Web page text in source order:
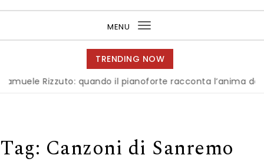
MENU
Toggle
navigation
TRENDING NOW
Rizzuto: quando il pianoforte racconta l’anima
Tag: Canzoni di Sanremo